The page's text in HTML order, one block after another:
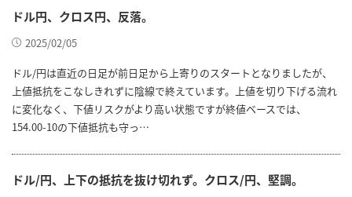
ドル円、クロス円、反落。
2025/02/05
ドル/円は直近の日足が前日足から上寄りのスタートとなりましたが、
上値抵抗をこなしきれずに陰線で終えています。上値を切り下げる流れ
に変化なく、下値リスクがより高い状態ですが終値ベースでは、
154.00-10の下値抵抗も守っ…
ドル/円、上下の抵抗を抜け切れず。クロス/円、堅調。